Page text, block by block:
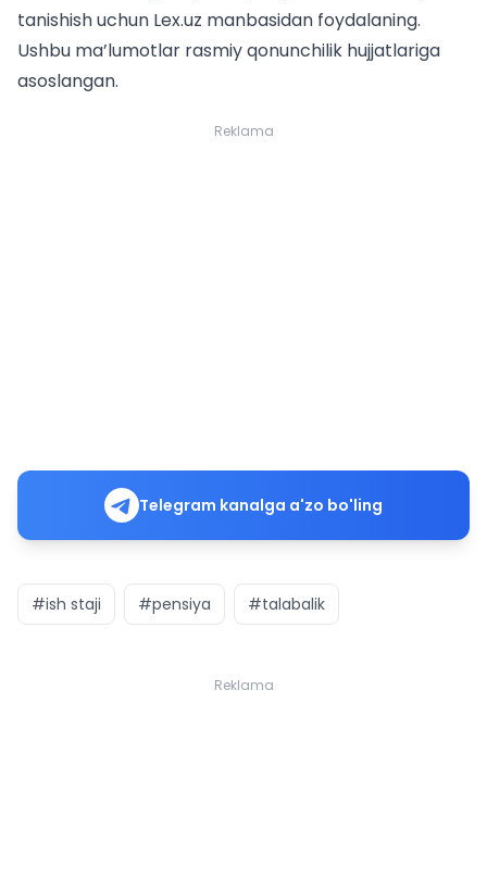
tanishish uchun Lex.uz manbasidan foydalaning.
Ushbu ma’lumotlar rasmiy qonunchilik hujjatlariga
asoslangan.
Reklama
Telegram kanalga a'zo bo'ling
#ish staji #pensiya #talabalik
Reklama